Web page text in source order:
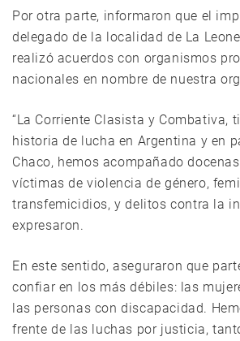
Por otra parte, informaron que el
delegado de la localidad de La
realizó acuerdos con organismos
nacionales en nombre de nuestra
“La Corriente Clasista y Combativa,
historia de lucha en Argentina y en
Chaco, hemos acompañado
víctimas de violencia de género,
transfemicidios, y delitos contra la
expresaron.
En este sentido, aseguraron que
confiar en los más débiles: las
las personas con discapacidad.
frente de las luchas por justicia,